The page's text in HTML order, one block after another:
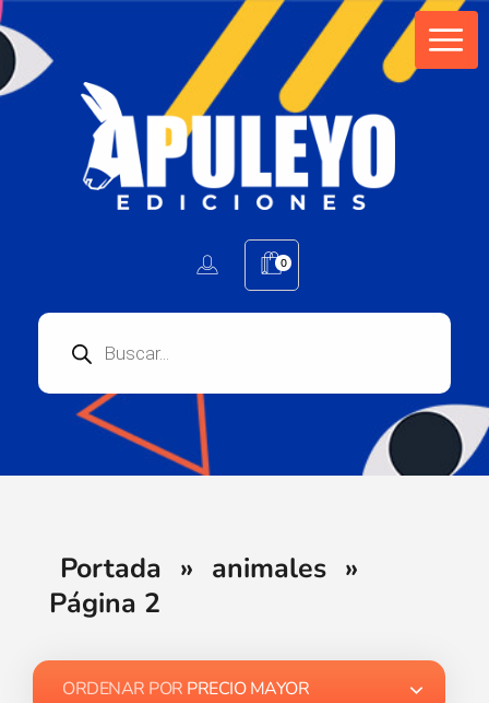
0
Portada » animales »
Página 2
ORDENAR POR PRECIO MAYOR